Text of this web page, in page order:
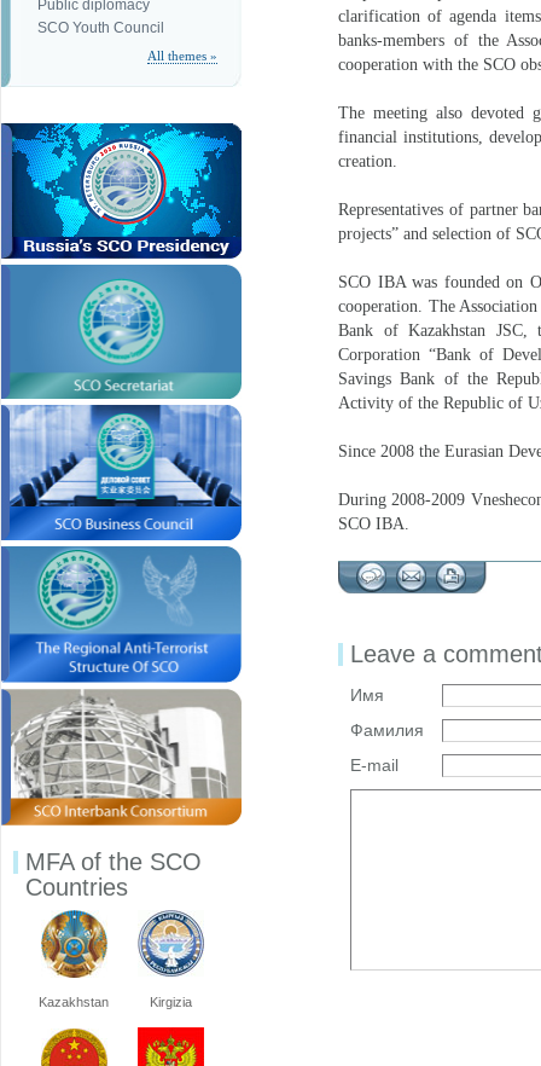
Public diplomacy
SCO Youth Council
All themes »
MFA of the SCO
Countries
Kazakhstan Kirgizia
clarification of agenda
banks-members of the
cooperation with the SCO
The meeting also devoted
financial institutions,
creation.
Representatives of partner
projects” and selection of
SCO IBA was founded on
cooperation. The
Bank of Kazakhstan JSC,
Corporation “Bank of
Savings Bank of the
Activity of the Republic of
Since 2008 the Eurasian
During 2008-2009
SCO IBA.
Leave a
Имя
Фамилия
E-mail